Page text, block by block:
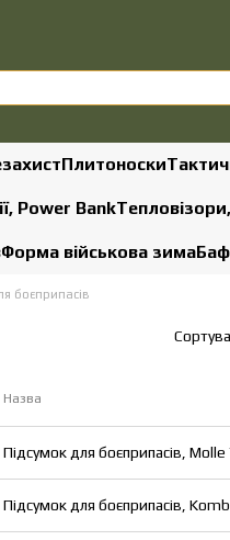
Плитоноски
Power Bank
Форма військова зима
боєприпасів
Назва
Підсумок для боєприпасів,
Підсумок для боєприпасів,